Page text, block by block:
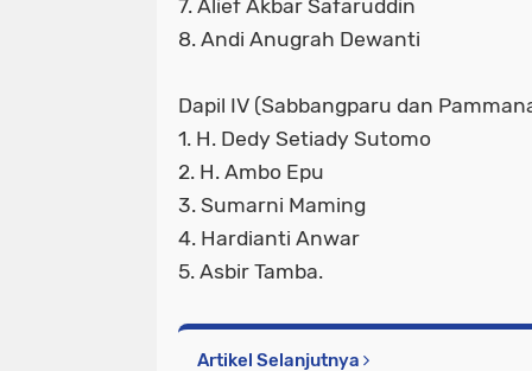
7. Alief Akbar Safaruddin
8. Andi Anugrah Dewanti
Dapil IV (Sabbangparu dan
1. H. Dedy Setiady Sutomo
2. H. Ambo Epu
3. Sumarni Maming
4. Hardianti Anwar
5. Asbir Tamba.
Artikel Selanjutnya